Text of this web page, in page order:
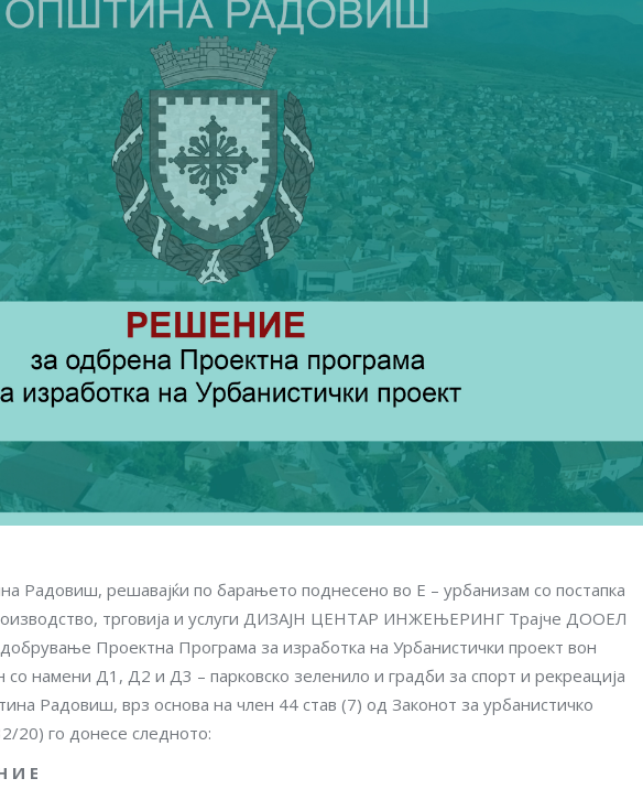
Радовиш, решавајќи по барањето поднесено во E – урбанизам со постапка
трговија и услуги ДИЗАЈН ЦЕНТАР ИНЖЕЊЕРИНГ Трајче ДООЕЛ
Проектна Програма за изработка на Урбанистички проект вон
со намени Д1, Д2 и Д3 – парковско зеленило и градби за спорт и рекреација
Радовиш, врз основа на член 44 став (7) од Законот за урбанистичко
20) го донесе следното:
Е